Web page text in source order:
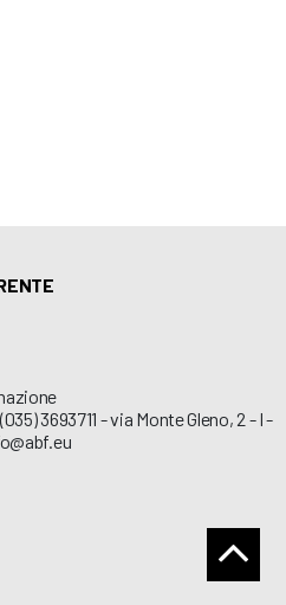
3693711 - via Monte Gleno, 2 - I -